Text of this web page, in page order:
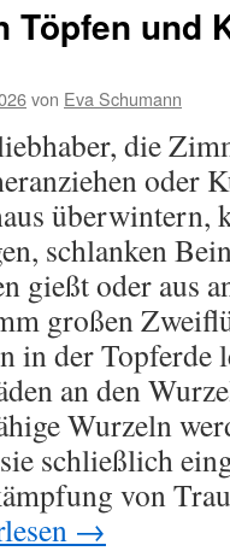
Töpfen und
von Eva Schumann
die
oder
überwintern,
schlanken
gießt oder aus
großen
in der Topferde
an den
Wurzeln
schließlich
von
→